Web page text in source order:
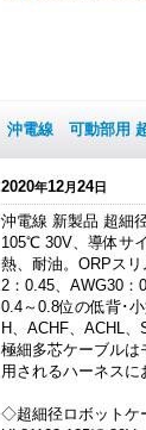
沖電線 可動部用
2020年12月24日
沖電線 新製品 超細
105℃ 30V、導体サ
熱、耐油。ORPス
2：0.45、AWG30：
0.4～0.8位の低背･
H、ACHF、ACHL
極細多芯ケーブルは
用されるハーネスに
◇超細径ロボットケ